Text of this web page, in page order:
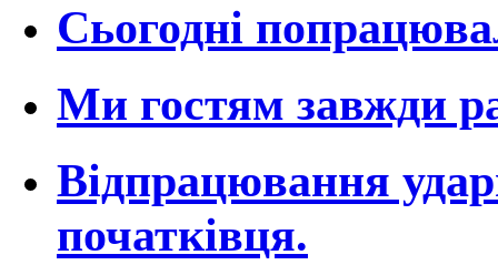
Сьогодні
Ми гостям завжди
Відпрацювання
початківця.